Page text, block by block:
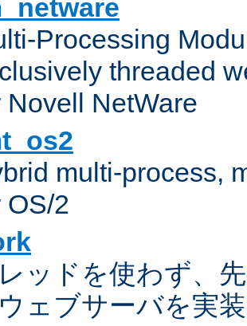
Processing
threaded
Novell NetWare
multi-process,
OS/2
ッドを使わず、
ェブサーバを実装